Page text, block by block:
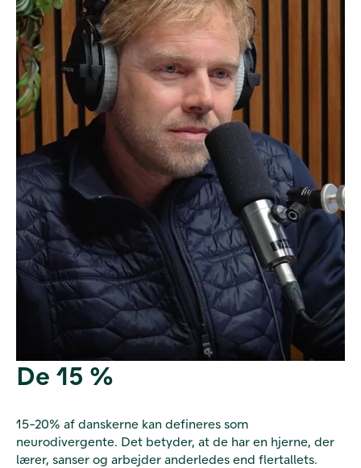
De 15 %
15-20% af danskerne kan defineres som
neurodivergente. Det betyder, at de har en hjerne, der
lærer, sanser og arbejder anderledes end flertallets.